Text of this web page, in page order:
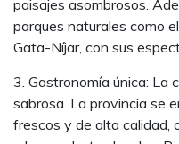
paisajes asombrosos.
parques naturales como
Gata-Níjar, con sus
3. Gastronomía única: La
sabrosa. La provincia se
frescos y de alta calidad,